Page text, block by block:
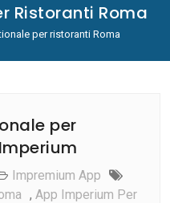
Ristoranti Roma
per ristoranti Roma
per
Impremium App
, App Imperium Per